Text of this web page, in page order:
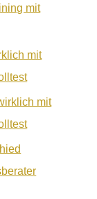
mit
mit
mit